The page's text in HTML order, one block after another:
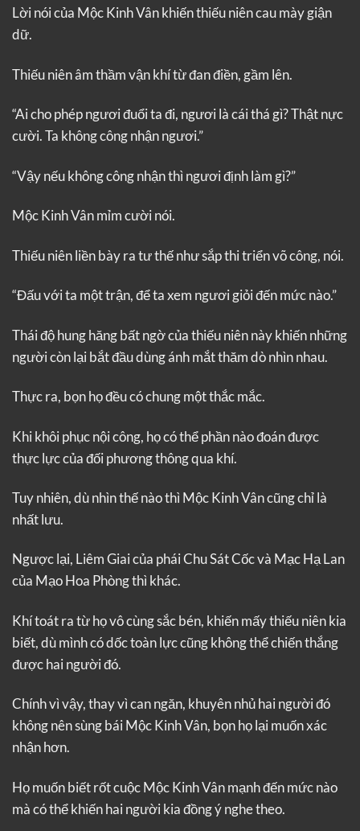
Lời nói của Mộc Kinh Vân khiến thiếu niên cau mày giận
dữ.
Thiếu niên âm thầm vận khí từ đan điền, gầm lên.
“Ai cho phép ngươi đuổi ta đi, ngươi là cái thá gì? Thật nực
cười. Ta không công nhận ngươi.”
“Vậy nếu không công nhận thì ngươi định làm gì?”
Mộc Kinh Vân mỉm cười nói.
Thiếu niên liền bày ra tư thế như sắp thi triển võ công, nói.
“Đấu với ta một trận, để ta xem ngươi giỏi đến mức nào.”
Thái độ hung hăng bất ngờ của thiếu niên này khiến những
người còn lại bắt đầu dùng ánh mắt thăm dò nhìn nhau.
Thực ra, bọn họ đều có chung một thắc mắc.
Khi khôi phục nội công, họ có thể phần nào đoán được
thực lực của đối phương thông qua khí.
Tuy nhiên, dù nhìn thế nào thì Mộc Kinh Vân cũng chỉ là
nhất lưu.
Ngược lại, Liêm Giai của phái Chu Sát Cốc và Mạc Hạ Lan
của Mạo Hoa Phòng thì khác.
Khí toát ra từ họ vô cùng sắc bén, khiến mấy thiếu niên kia
biết, dù mình có dốc toàn lực cũng không thể chiến thắng
được hai người đó.
Chính vì vậy, thay vì can ngăn, khuyên nhủ hai người đó
không nên sùng bái Mộc Kinh Vân, bọn họ lại muốn xác
nhận hơn.
Họ muốn biết rốt cuộc Mộc Kinh Vân mạnh đến mức nào
mà có thể khiến hai người kia đồng ý nghe theo.